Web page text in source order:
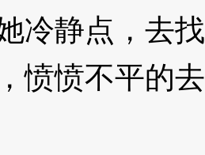
冷静点，去
愤愤不平的